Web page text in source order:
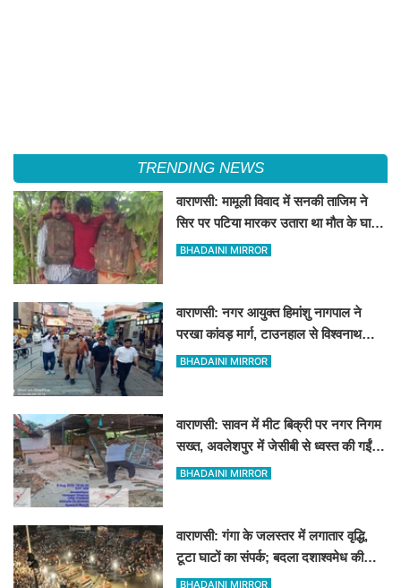
TRENDING NEWS
वाराणसी: मामूली विवाद में सनकी ताजिम ने
सिर पर पटिया मारकर उतारा था मौत के घाट,
पत्नी रहती है मायके, जानें पूरा घटनाक्रम
BHADAINI MIRROR
वाराणसी: नगर आयुक्त हिमांशु नागपाल ने
परखा कांवड़ मार्ग, टाउनहाल से विश्वनाथ
मंदिर तक किया पैदल और गोल्फ कार्ट से
BHADAINI MIRROR
वाराणसी: सावन में मीट बिक्री पर नगर निगम
सख्त, अवलेशपुर में जेसीबी से ध्वस्त की गईं
12 दुकानें
BHADAINI MIRROR
वाराणसी: गंगा के जलस्तर में लगातार वृद्धि,
टूटा घाटों का संपर्क; बदला दशाश्वमेध की
विश्वप्रसिद्ध महाआरती का स्थान
BHADAINI MIRROR